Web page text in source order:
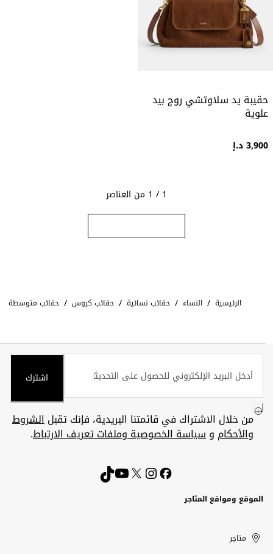
حقيبة يد سلاوتشي روج بيد
علوية
3,900 د.إ
1 / 1 من العناصر
الرئيسية / النساء / حقائب نسائية / حقائب كروس / حقائب متوسطة
اشترك
من خلال الاشتراك في قائمتنا البريدية، فإنك تقبلالشروط
والأحكام وسياسة الخصوصية وملفات تعريف الارتباط.
الموقع ومواقع المتاجر
United
Arab
Kuwait
الإمارات
العربية
الكويت
متاجر